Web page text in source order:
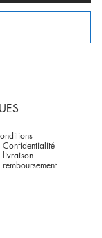
Confidentialité
livraison